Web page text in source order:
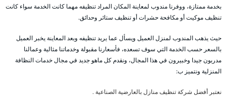
بخدمة ممتازة، ووفرنا مندوب لمعاينة المكان المراد تنظيفه مهما كانت الخدمة سواء كانت
تنظيف موكيت أو مكافحة حشرات أو تنظيف ستائر وحدائق.
حيث يذهب المندوب لمنزل العميل ويسأل عما يريد تنظيفه وبعد المعاينة يخبر العميل
بالسعر حسب الخدمة التي سوف تسعده، فأسعارنا مقبولة وخدماتنا مثالية وعمالنا
مدربون جيدا وخبيرون في هذا المجال، ونقدم كل ماهو جديد في مجال خدمات النظافة
المنزلية ونتميز ب:
نعتبر أفضل شركة تنظيف منازل بالعارضية الصناعية .